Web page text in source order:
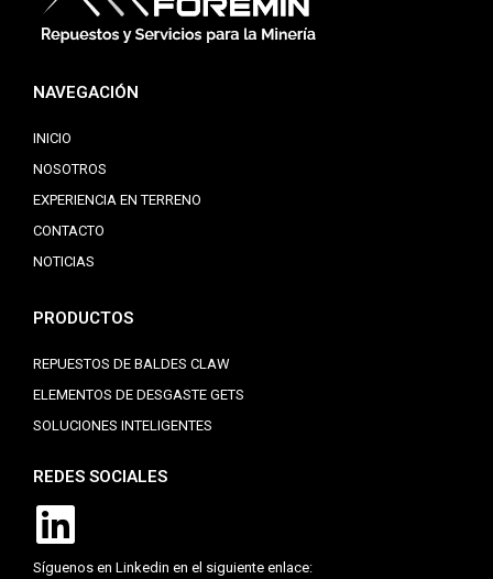
NAVEGACIÓN
INICIO
NOSOTROS
EXPERIENCIA EN TERRENO
CONTACTO
NOTICIAS
PRODUCTOS
REPUESTOS DE BALDES CLAW
ELEMENTOS DE DESGASTE GETS
SOLUCIONES INTELIGENTES
REDES SOCIALES
Síguenos en Linkedin en el siguiente enlace: